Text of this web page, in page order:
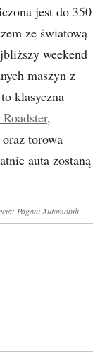
jest do 350
ze światową
weekend
maszyn z
klasyczna
,
oraz torowa
auta zostaną
Pagani Automobili